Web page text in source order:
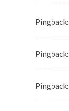
Pingback:
Pingback:
Pingback: